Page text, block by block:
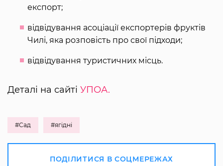
експорт;
відвідування асоціації експортерів фруктів
Чилі, яка розповість про свої підходи;
відвідування туристичних місць.
Деталі на сайті УПОА.
#Сад #ягідні
ПОДІЛИТИСЯ В СОЦМЕРЕЖАХ